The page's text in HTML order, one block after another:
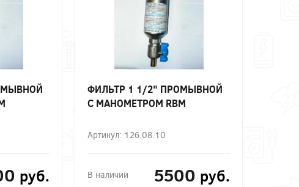
руб.
ФИЛЬТР 1 1/2" ПРОМЫВНОЙ
С МАНОМЕТРОМ RBM
Артикул: 126.08.10
В наличии 5500 руб.